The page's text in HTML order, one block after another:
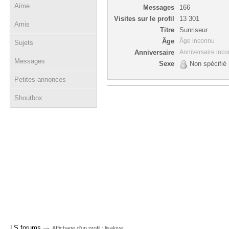
Aime
Amis
Sujets
Messages
Petites annonces
Shoutbox
Messages
166
Visites sur le profil
13 301
Titre
Sunriseur
Âge
Âge inconnu
Anniversaire Anniversaire
Sexe Non spécifié